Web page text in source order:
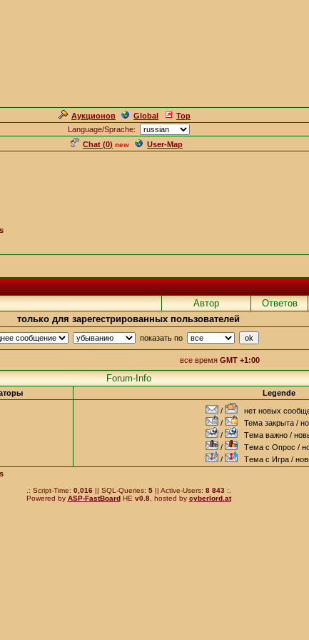
Аукционов Global Top
Language/Sprache:
Chat (0) new User-Map
Aвтор Ответов
только для зарегестрированных пользователей
показать по
все время GMT +1:00
Forum-Info
Legende
/
нет новых
/
Тема закрыта /
/
Tема важно /
/
Tема с Опрос /
/
Tема с Игра /
.: Script-Time: 0,016|| SQL-Queries: 5|| Active-Users: 8 843 :.
Powered by ASP-FastBoardHE v0.8, hosted by cyberlord.at